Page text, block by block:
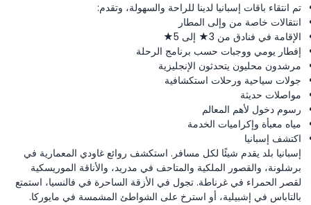
تم انتقاء باقات إسبانيا لدينا للراحة والسهولة، وتقدم:
انتقالات خاصة من وإلى المطار
الإقامة في فنادق من 3★ إلى 5★
إفطار يومي ووجبات حسب برنامج الرحلة
مرشدون محليون يتحدثون الإنجليزية
جولات سياحية ورحلات استكشافية
مواصلات حديثة
رسوم دخول لأهم المعالم
مياه معبأة وإكراميات الخدمة
اكتشف إسبانيا
إسبانيا بلد يقدم شيئًا لكل مسافر. استكشف روائع غاودي المعمارية في
برشلونة، والقصور الملكية والمتاحف في مدريد، والأناقة الموريسكية
لقصر الحمراء في غرناطة. تجول في الأزقة الساحرة في فالنسيا، استمتع
بالتاباس في إشبيلية، أو استرخ على الشواطئ المشمسة في مايوركا.